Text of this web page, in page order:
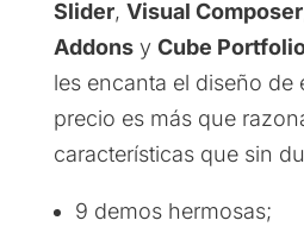
Slider, Visual Composer
Addonsy Cube
les encanta el diseño de
precio es más que
características que sin
9 demos hermosas;